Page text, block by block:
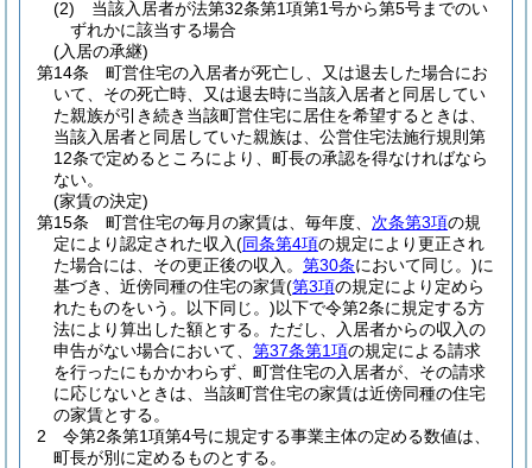
(2)
当該入居者が法第32条第1項第1号から第5号までのい
ずれかに該当する場合
(入居の承継)
第14条
町営住宅の入居者が死亡し、又は退去した場合にお
いて、その死亡時、又は退去時に当該入居者と同居してい
た親族が引き続き当該町営住宅に居住を希望するときは、
当該入居者と同居していた親族は、公営住宅法施行規則第
12条で定めるところにより、町長の承認を得なければなら
ない。
(家賃の決定)
第15条
町営住宅の毎月の家賃は、毎年度、 次条第3項の規
定により認定された収入(同条第4項の規定により更正され
た場合には、その更正後の収入。 第30条において同じ。)に
基づき、近傍同種の住宅の家賃(第3項の規定により定めら
れたものをいう。以下同じ。)以下で令第2条に規定する方
法により算出した額とする。 ただし、入居者からの収入の
申告がない場合において、 第37条第1項の規定による請求
を行ったにもかかわらず、町営住宅の入居者が、その請求
に応じないときは、当該町営住宅の家賃は近傍同種の住宅
の家賃とする。
2
令第2条第1項第4号に規定する事業主体の定める数値は、
町長が別に定めるものとする。